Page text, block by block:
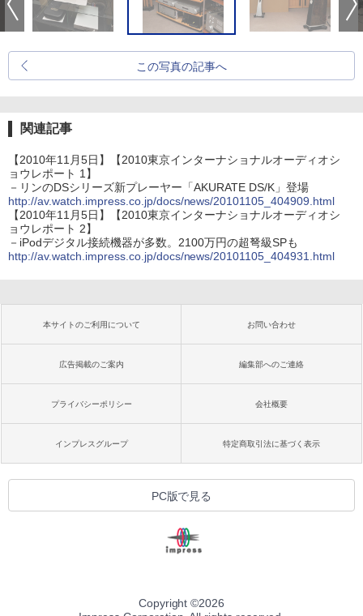
この写真の記事へ
関連記事
【2010年11月5日】【2010東京インターナショナルオーディオシ
ョウレポート 1】
－リンのDSシリーズ新プレーヤー「AKURATE DS/K」登場
http://av.watch.impress.co.jp/docs/news/20101105_404909.html
【2010年11月5日】【2010東京インターナショナルオーディオシ
ョウレポート 2】
－iPodデジタル接続機器が多数。2100万円の超弩級SPも
http://av.watch.impress.co.jp/docs/news/20101105_404931.html
本サイトのご利用について お問い合わせ
広告掲載のご案内 編集部へのご連絡
プライバシーポリシー 会社概要
インプレスグループ 特定商取引法に基づく表示
PC版で見る
Copyright ©2026